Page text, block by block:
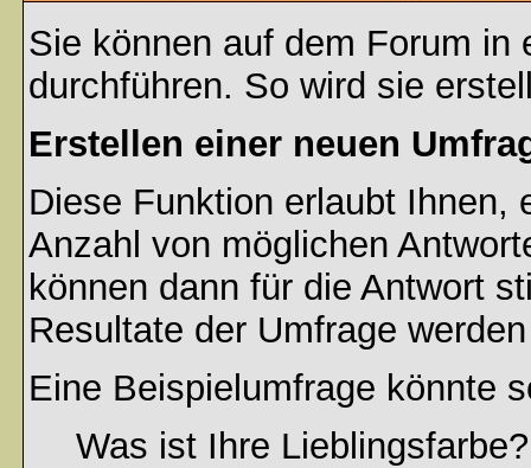
Sie können auf dem Forum in
durchführen. So wird sie
Erstellen einer neuen
Diese Funktion erlaubt Ihnen,
Anzahl von möglichen
können dann für die Antwort
Resultate der Umfrage
Eine Beispielumfrage könnte
Was ist Ihre Lieblingsfarbe?